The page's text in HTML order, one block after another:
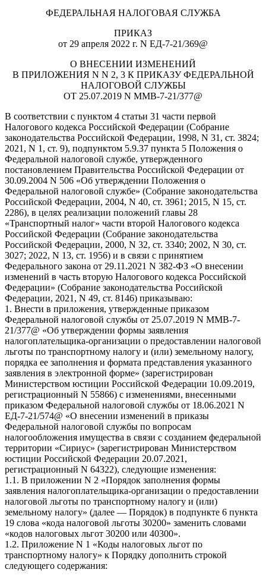
ФЕДЕРАЛЬНАЯ НАЛОГОВАЯ СЛУЖБА
ПРИКАЗ
от 29 апреля 2022 г. N ЕД-7-21/369@
О ВНЕСЕНИИ ИЗМЕНЕНИЙ
В ПРИЛОЖЕНИЯ N N 2, 3 К ПРИКАЗУ ФЕДЕРАЛЬНОЙ
НАЛОГОВОЙ СЛУЖБЫ
ОТ 25.07.2019 N ММВ-7-21/377@
В соответствии с пунктом 4 статьи 31 части первой
Налогового кодекса Российской Федерации (Собрание
законодательства Российской Федерации, 1998, N 31, ст. 3824;
2021, N 1, ст. 9), подпунктом 5.9.37 пункта 5 Положения о
Федеральной налоговой службе, утвержденного
постановлением Правительства Российской Федерации от
30.09.2004 N 506 «Об утверждении Положения о
Федеральной налоговой службе» (Собрание законодательства
Российской Федерации, 2004, N 40, ст. 3961; 2015, N 15, ст.
2286), в целях реализации положений главы 28
«Транспортный налог» части второй Налогового кодекса
Российской Федерации (Собрание законодательства
Российской Федерации, 2000, N 32, ст. 3340; 2002, N 30, ст.
3027; 2022, N 13, ст. 1956) и в связи с принятием
Федерального закона от 29.11.2021 N 382-ФЗ «О внесении
изменений в часть вторую Налогового кодекса Российской
Федерации» (Собрание законодательства Российской
Федерации, 2021, N 49, ст. 8146) приказываю:
1. Внести в приложения, утвержденные приказом
Федеральной налоговой службы от 25.07.2019 N ММВ-7-
21/377@ «Об утверждении формы заявления
налогоплательщика-организации о предоставлении налоговой
льготы по транспортному налогу и (или) земельному налогу,
порядка ее заполнения и формата представления указанного
заявления в электронной форме» (зарегистрирован
Министерством юстиции Российской Федерации 10.09.2019,
регистрационный N 55866) с изменениями, внесенными
приказом Федеральной налоговой службы от 18.06.2021 N
ЕД-7-21/574@ «О внесении изменений в приказы
Федеральной налоговой службы по вопросам
налогообложения имущества в связи с созданием федеральной
территории «Сириус» (зарегистрирован Министерством
юстиции Российской Федерации 20.07.2021,
регистрационный N 64322), следующие изменения:
1.1. В приложении N 2 «Порядок заполнения формы
заявления налогоплательщика-организации о предоставлении
налоговой льготы по транспортному налогу и (или)
земельному налогу» (далее — Порядок) в подпункте 6 пункта
19 слова «кода налоговой льготы 30200» заменить словами
«кодов налоговых льгот 30200 или 40300».
1.2. Приложение N 1 «Коды налоговых льгот по
транспортному налогу» к Порядку дополнить строкой
следующего содержания: